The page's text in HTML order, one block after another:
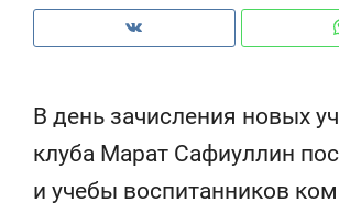
В день зачисления новых
клуба Марат Сафиуллин
и учебы воспитанников
Психотерапевт «Фороса»:
«Директорский невроз» –
когда человек не считает
свою сверхнагрузку